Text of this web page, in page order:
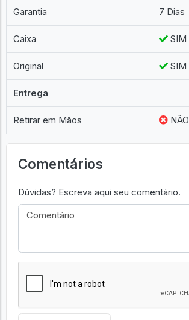
Garantia 7 Dias
Caixa SIM
Original SIM
Entrega
Retirar em Mãos NÃO
Comentários
Dúvidas? Escreva aqui seu comentário.